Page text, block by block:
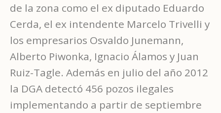
de la zona como el ex diputado Eduardo
Cerda, el ex intendente Marcelo Trivelli y
los empresarios Osvaldo Junemann,
Alberto Piwonka, Ignacio Álamos y Juan
Ruiz-Tagle. Además en julio del año 2012
la DGA detectó 456 pozos ilegales
implementando a partir de septiembre